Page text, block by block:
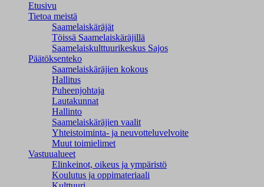
Etusivu
Tietoa meistä
Saamelaiskäräjät
Töissä Saamelaiskäräjillä
Saamelaiskulttuuri­keskus Sajos
Päätöksenteko
Saamelaiskäräjien kokous
Hallitus
Puheenjohtaja
Lautakunnat
Hallinto
Saamelaiskäräjien vaalit
Yhteistoiminta- ja neuvotteluvelvoite
Muut toimielimet
Vastuualueet
Elinkeinot, oikeus ja ympäristö
Koulutus ja oppimateriaali